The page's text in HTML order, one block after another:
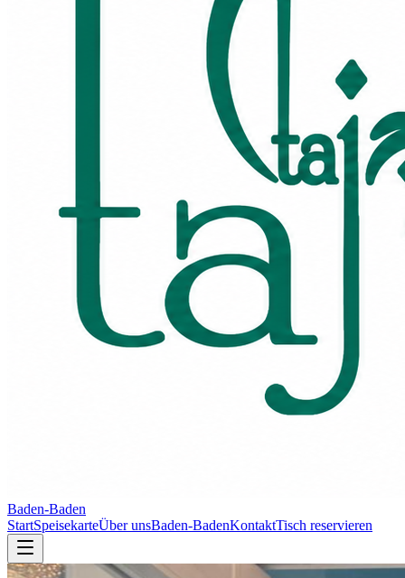
Baden-Baden
StartSpeisekarteÜber unsBaden-BadenKontaktTisch reservieren